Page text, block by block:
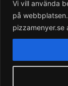
Vi vill använda
på
pizzamenyer.se
Saknar